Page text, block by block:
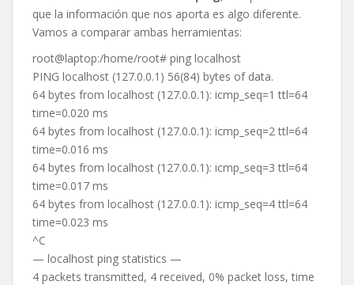
que la información que nos aporta es algo diferente.
Vamos a comparar ambas herramientas:
root@laptop:/home/root# ping localhost
PING localhost (127.0.0.1) 56(84) bytes of data.
64 bytes from localhost (127.0.0.1): icmp_seq=1 ttl=64
time=0.020 ms
64 bytes from localhost (127.0.0.1): icmp_seq=2 ttl=64
time=0.016 ms
64 bytes from localhost (127.0.0.1): icmp_seq=3 ttl=64
time=0.017 ms
64 bytes from localhost (127.0.0.1): icmp_seq=4 ttl=64
time=0.023 ms
^C
— localhost ping statistics —
4 packets transmitted, 4 received, 0% packet loss, time